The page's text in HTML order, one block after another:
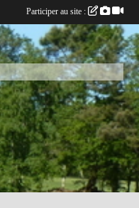
Participer au site :